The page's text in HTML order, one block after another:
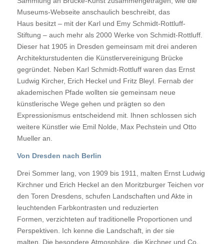
Museums-Webseite anschaulich beschreibt, das
Haus besitzt – mit der Karl und Emy Schmidt-Rottluff-
Stiftung – auch mehr als 2000 Werke von Schmidt-Rottluff.
Dieser hat 1905 in Dresden gemeinsam mit drei anderen
Architekturstudenten die Künstlervereinigung Brücke
gegründet. Neben Karl Schmidt-Rottluff waren das Ernst
Ludwig Kircher, Erich Heckel und Fritz Bleyl. Fernab der
akademischen Pfade wollten sie gemeinsam neue
künstlerische Wege gehen und prägten so den
Expressionismus entscheidend mit. Ihnen schlossen sich
weitere Künstler wie Emil Nolde, Max Pechstein und Otto
Mueller an.
Von Dresden nach Berlin
Drei Sommer lang, von 1909 bis 1911, malten Ernst Ludwig
Kirchner und Erich Heckel an den Moritzburger Teichen vor
den Toren Dresdens, schufen Landschaften und Akte in
leuchtenden Farbkontrasten und reduzierten
Formen, verzichteten auf traditionelle Proportionen und
Perspektiven. Ich kenne die Landschaft, in der sie
malten. Die besondere Atmosphäre, die Kirchner und Co.